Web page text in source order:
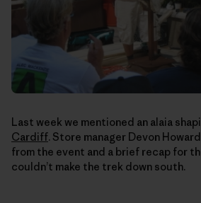
Last week we mentioned an alaia
Cardiff. Store manager Devon
from the event and a brief recap for
couldn’t make the trek down south.